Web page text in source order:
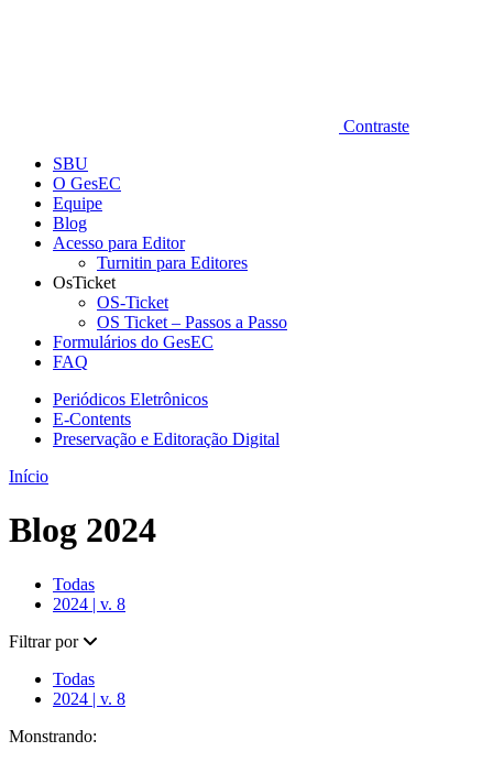
Contraste
SBU
O GesEC
Equipe
Blog
Acesso para Editor
Turnitin para Editores
OsTicket
OS-Ticket
OS Ticket – Passos a Passo
Formulários do GesEC
FAQ
Periódicos Eletrônicos
E-Contents
Preservação e Editoração Digital
Início
Blog 2024
Todas
2024 | v. 8
Filtrar por
Todas
2024 | v. 8
Monstrando: